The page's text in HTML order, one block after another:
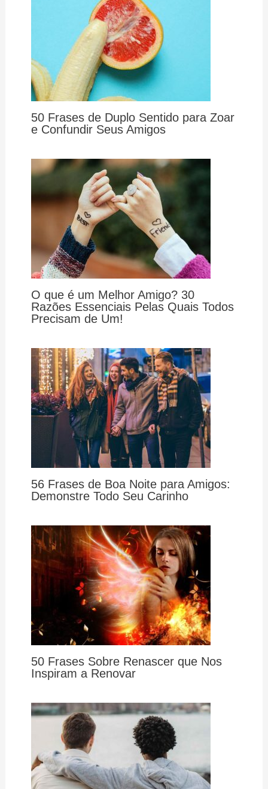
50 Frases de Duplo Sentido para Zoar
e Confundir Seus Amigos
O que é um Melhor Amigo? 30
Razões Essenciais Pelas Quais Todos
Precisam de Um!
56 Frases de Boa Noite para Amigos:
Demonstre Todo Seu Carinho
50 Frases Sobre Renascer que Nos
Inspiram a Renovar